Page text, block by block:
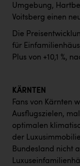
Umgebung,
Voitsberg einen
Die
für
Plus von +10,1 %,
KÄRNTEN
Fans von Kärnten
Ausflugszielen,
optimalen
der
Bundesland nicht